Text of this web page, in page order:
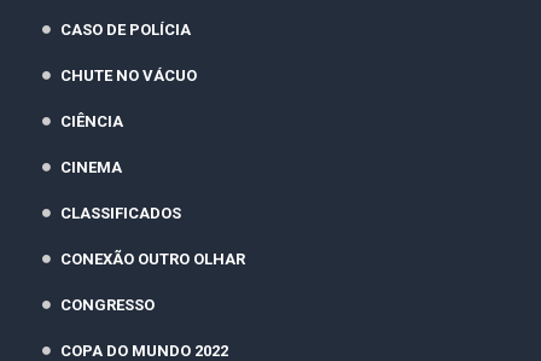
CASO DE POLÍCIA
CHUTE NO VÁCUO
CIÊNCIA
CINEMA
CLASSIFICADOS
CONEXÃO OUTRO OLHAR
CONGRESSO
COPA DO MUNDO 2022